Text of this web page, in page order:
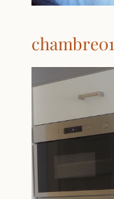
chambre01